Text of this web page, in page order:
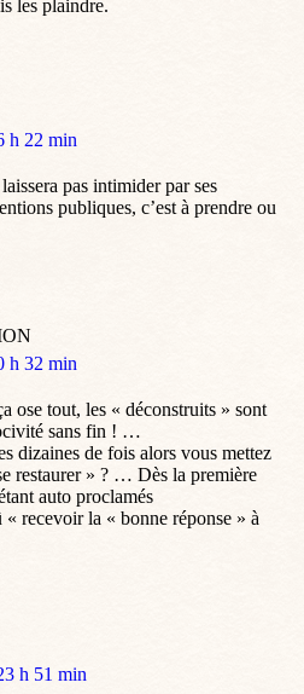
les plaindre.
h 22 min
pas intimider par ses
publiques, c’est à prendre ou
h 32 min
ose tout, les « déconstruits » sont
sans fin ! …
dizaines de fois alors vous mettez
restaurer » ? … Dès la première
auto proclamés
« recevoir la « bonne réponse » à
h 51 min